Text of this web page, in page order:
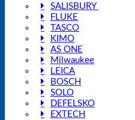
SALISBURY
FLUKE
TASCO
KIMO
AS ONE
Milwaukee
LEICA
BOSCH
SOLO
DEFELSKO
EXTECH